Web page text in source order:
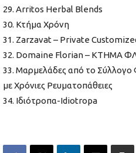
29. Arritos Herbal Blends
30. Κτήμα Χρόνη
31. Zarzavat – Private
32. Domaine Florian – ΚΤΗΜΑ
33. Μαρμελάδες από το Σύλλογο
με Χρόνιες Ρευματοπάθειες
34. Ιδιότροπα-Idiotropa